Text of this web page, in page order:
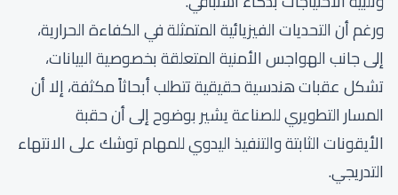
ورغم أن التحديات الفيزيائية المتمثلة في الكفاءة الحرارية،
إلى جانب الهواجس الأمنية المتعلقة بخصوصية البيانات،
تشكل عقبات هندسية حقيقية تتطلب أبحاثاً مكثفة، إلا أن
المسار التطويري للصناعة يشير بوضوح إلى أن حقبة
الأيقونات الثابتة والتنفيذ اليدوي للمهام توشك على الانتهاء
التدريجي.